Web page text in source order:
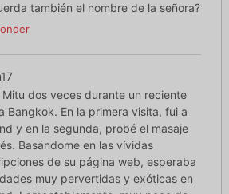
también el nombre de la señora?
Mitu dos veces durante un reciente
Bangkok. En la primera visita, fui a
y en la segunda, probé el masaje
Basándome en las vívidas
de su página web, esperaba
muy pervertidas y exóticas en